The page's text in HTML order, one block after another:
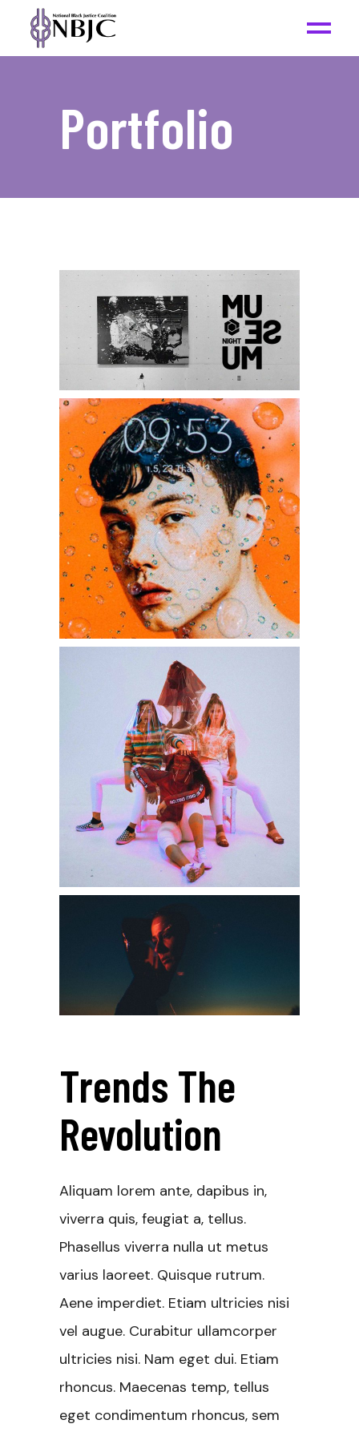
Portfolio
Trends The
Revolution
Aliquam lorem ante, dapibus in,
viverra quis, feugiat a, tellus.
Phasellus viverra nulla ut metus
varius laoreet. Quisque rutrum.
Aene imperdiet. Etiam ultricies nisi
vel augue. Curabitur ullamcorper
ultricies nisi. Nam eget dui. Etiam
rhoncus. Maecenas temp, tellus
eget condimentum rhoncus, sem